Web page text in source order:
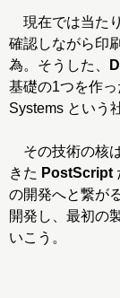
現在では当た
確認しながら印
為。そうした、
基礎の1つを作
Systems という
その技術の核
きた PostScript
の開発へと繋が
開発し、最初の
いこう。